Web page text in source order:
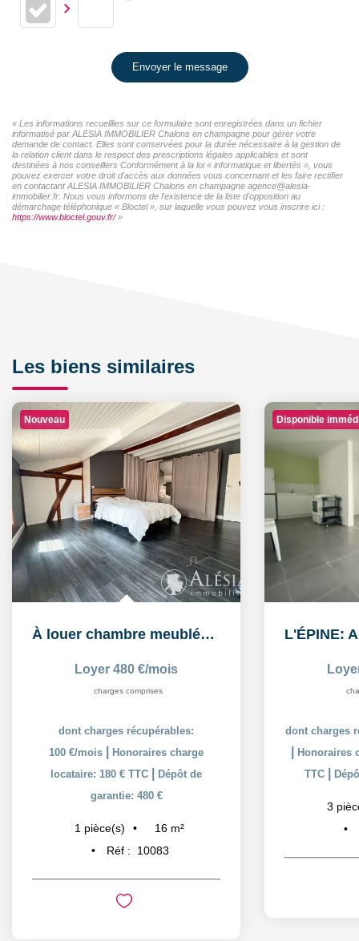
Envoyer le message
« Les informations recueillies sur ce formulaire sont enregistrées dans un fichier
informatisé par ALESIA IMMOBILIER Chalons en champagne pour gérer votre
demande de contact. Elles sont conservées pour la durée nécessaire à la gestion de
la relation client dans le respect des prescriptions légales applicables et sont
destinées à nos conseillers Conformément à la loi « informatique et libertés », vous
pouvez exercer votre droit d'accès aux données vous concernant et les faire rectifier
en contactant ALESIA IMMOBILIER Chalons en champagne agence@alesia-
immobilier.fr. Nous vous informons de l'existence de la liste d'opposition au
démarchage téléphonique « Bloctel », sur laquelle vous pouvez vous inscrire ici :
https://www.bloctel.gouv.fr/»
Les biens similaires
Nouveau
À louer chambre meublée de 16,26 m² dans un logement...
Loyer 480 €/mois
charges comprises
dont charges récupérables:
100 €/mois
Honoraires charge
locataire: 180 € TTC
Dépôt de
garantie: 480 €
1 pièce(s) 16 m²
Réf :
10083
Disponible
dont charges
Honoraires
TTC
3